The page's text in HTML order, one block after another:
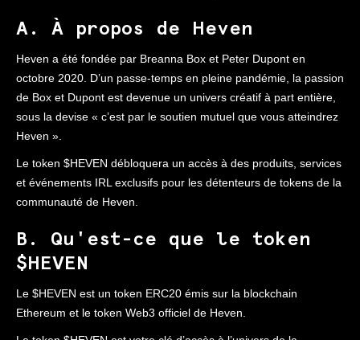
A. À propos de Heven
Heven a été fondée par Breanna Box et Peter Dupont en
octobre 2020. D’un passe-temps en pleine pandémie, la passion
de Box et Dupont est devenue un univers créatif à part entière,
sous la devise « c’est par le soutien mutuel que vous atteindrez
Heven ».
Le token $HEVEN débloquera un accès à des produits, services
et événements IRL exclusifs pour les détenteurs de tokens de la
communauté de Heven.
B. Qu'est-ce que le token
$HEVEN
Le $HEVEN est un token ERC20 émis sur la blockchain
Ethereum et le token Web3 officiel de Heven.